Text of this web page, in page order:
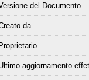
del Documento
da
aggiornamento